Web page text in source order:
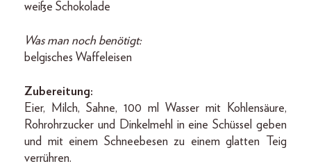
weiße Schokolade
Was man noch benötigt:
belgisches Waffeleisen
Zubereitung:
Eier, Milch, Sahne, 100 ml Wasser mit Kohlensäure,
Rohrohrzucker und Dinkelmehl in eine Schüssel geben
und mit einem Schneebesen zu einem glatten Teig
verrühren.